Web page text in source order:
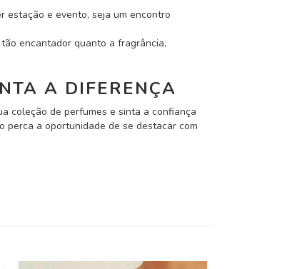
estação e evento, seja um encontro
encantador quanto a fragrância,
A DIFERENÇA
coleção de perfumes e sinta a confiança
perca a oportunidade de se destacar com